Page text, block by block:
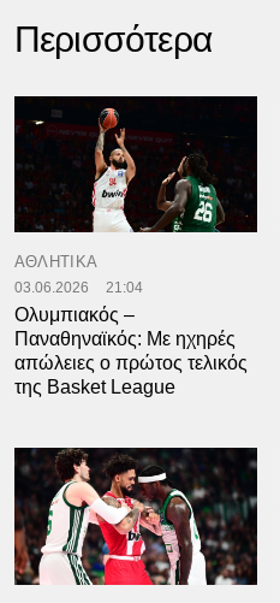
Περισσότερα
ΑΘΛΗΤΙΚΑ
03.06.2026 21:04
Ολυμπιακός –
Παναθηναϊκός: Mε ηχηρές
απώλειες o πρώτος τελικός
της Basket League